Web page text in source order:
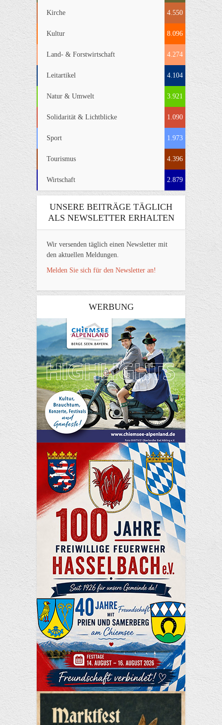
Kirche 4.550
Kultur 8.096
Land- & Forstwirtschaft 4.274
Leitartikel 4.104
Natur & Umwelt 3.921
Solidarität & Lichtblicke 1.090
Sport 1.973
Tourismus 4.396
Wirtschaft 2.879
UNSERE BEITRÄGE TÄGLICH
ALS NEWSLETTER ERHALTEN
Wir versenden täglich einen Newsletter mit
den aktuellen Meldungen.
Melden Sie sich für den Newsletter an!
WERBUNG